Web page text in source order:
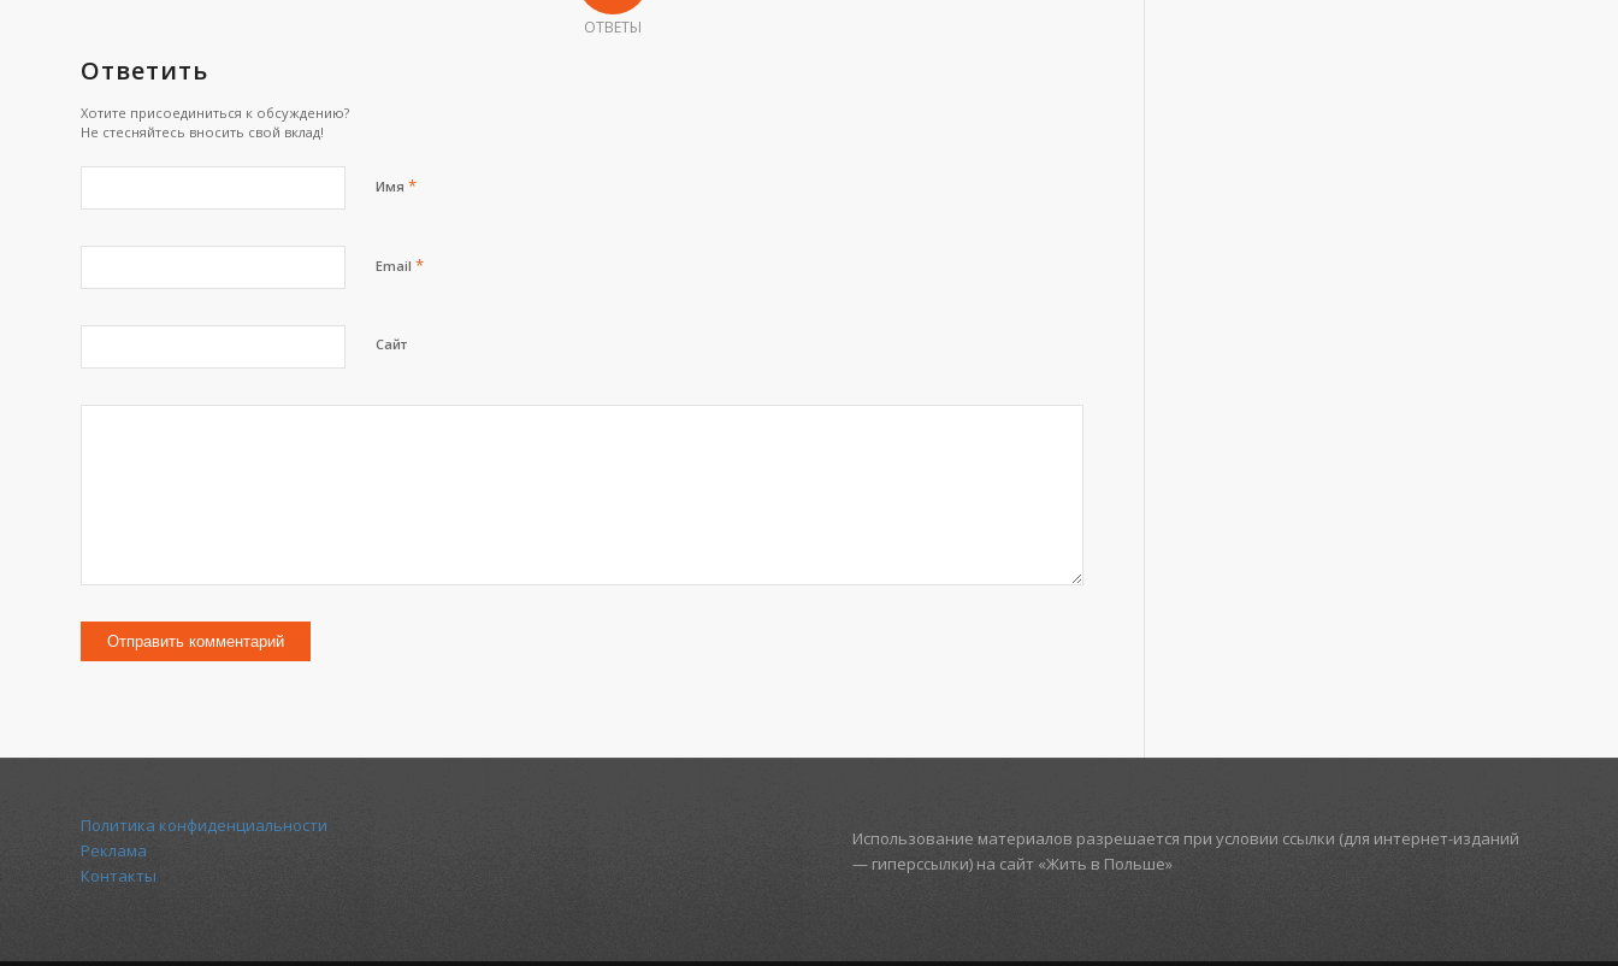
ОТВЕТЫ
Ответить
Хотите присоединиться к обсуждению?
Не стесняйтесь вносить свой вклад!
Имя *
Email *
Сайт
Политика конфиденциальности
Реклама
Контакты
Использование материалов разрешается при условии ссылки (для интернет-изданий
— гиперссылки) на сайт «Жить в Польше»